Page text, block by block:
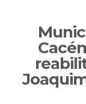
Sidebar
primária